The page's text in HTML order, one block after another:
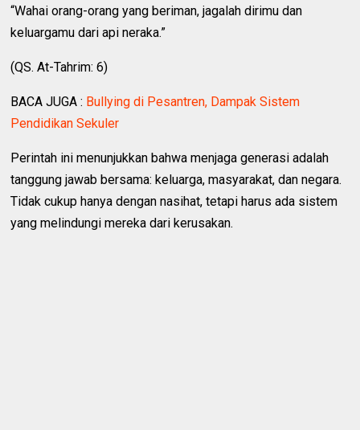
“Wahai orang-orang yang beriman, jagalah dirimu dan
keluargamu dari api neraka.”
(QS. At-Tahrim: 6)
BACA JUGA : Bullying di Pesantren, Dampak Sistem
Pendidikan Sekuler
Perintah ini menunjukkan bahwa menjaga generasi adalah
tanggung jawab bersama: keluarga, masyarakat, dan negara.
Tidak cukup hanya dengan nasihat, tetapi harus ada sistem
yang melindungi mereka dari kerusakan.